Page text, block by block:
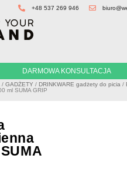
+48 537 269 946
DARMOWA KONSULTACJA
/GADŻETY / DRINKWARE gadżety do picia /
ml SUMA GRIP